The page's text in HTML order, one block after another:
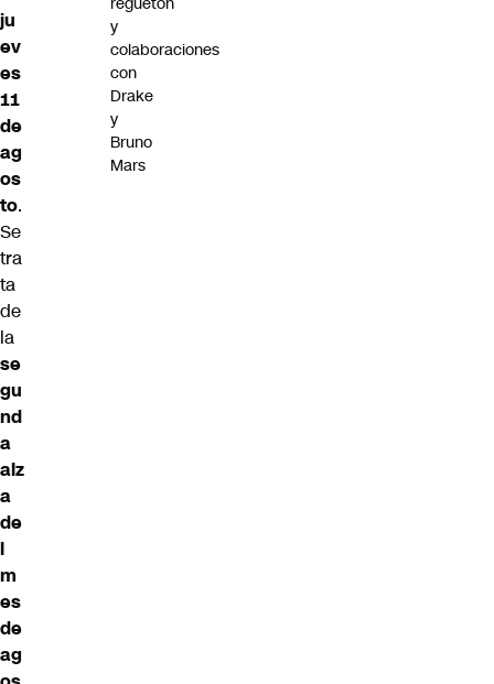
ju
ev
es
11
de
ag
os
to.
Se
tra
ta
de
la
se
gu
nd
a
alz
a
de
l
m
es
de
ag
y
colaboraciones
con
Drake
y
Bruno
Mars